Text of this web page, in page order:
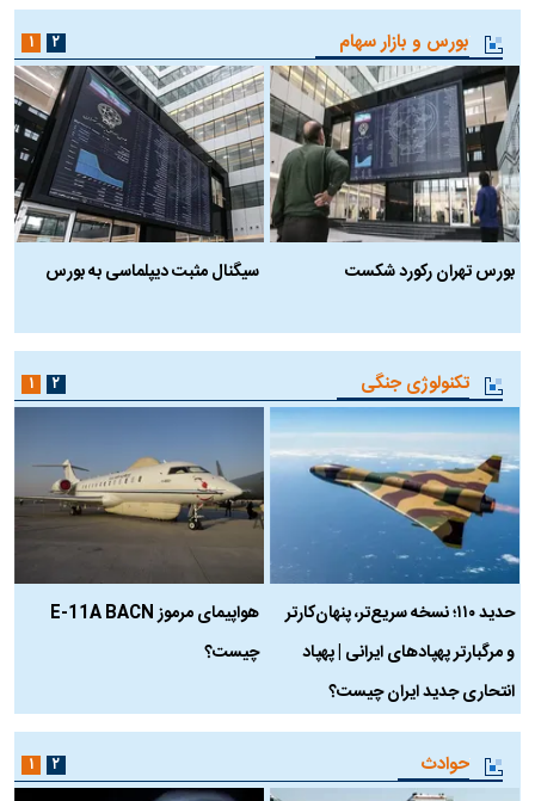
بورس و بازار سهام
بورس تهران رکورد شکست
سیگنال مثبت دیپلماسی به بورس
۱ ۲
تکنولوژی جنگی
حدید ۱۱۰؛ نسخه سریع‌تر، پنهان‌کارتر
و مرگبارتر پهپادهای ایرانی | پهپاد
انتحاری جدید ایران چیست؟
هواپیمای مرموز E-11A BACN
چیست؟
۱ ۲
حوادث ۱ ۲